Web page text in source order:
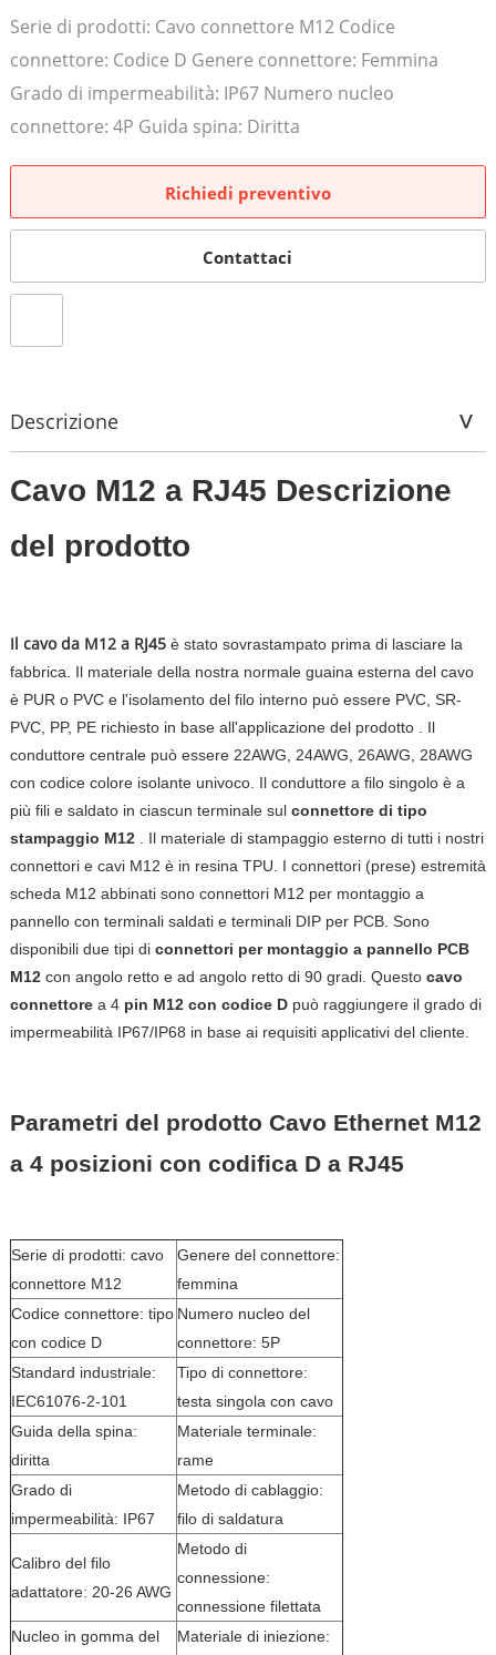
Serie di prodotti: Cavo connettore M12 Codice
connettore: Codice D Genere connettore: Femmina
Grado di impermeabilità: IP67 Numero nucleo
connettore: 4P Guida spina: Diritta
Richiedi preventivo
Contattaci
Descrizione
Cavo M12 a RJ45 Descrizione
del prodotto
Il cavo da M12 a RJ45è stato sovrastampato prima di lasciare la
fabbrica. Il materiale della nostra normale guaina esterna del cavo
è PUR o PVC e l'isolamento del filo interno può essere PVC, SR-
PVC, PP, PE richiesto in base all'applicazione del prodotto
. Il
conduttore centrale può essere 22AWG, 24AWG, 26AWG, 28AWG
con codice colore isolante univoco. Il conduttore a filo singolo è a
più fili e saldato in ciascun terminale sul connettore di tipo
stampaggio M12. Il materiale di stampaggio esterno di tutti i nostri
connettori e cavi M12 è in resina TPU. I connettori (prese) estremità
scheda M12 abbinati sono connettori M12 per montaggio a
pannello con terminali saldati e terminali DIP per PCB. Sono
disponibili due tipi di connettori per montaggio a pannello PCB
M12con angolo retto e ad angolo retto di 90 gradi. Questo cavo
connettorea 4 pin M12 con codice Dpuò raggiungere il grado di
impermeabilità IP67/IP68 in base ai requisiti applicativi del cliente.
Parametri del prodotto Cavo Ethernet M12
a 4 posizioni con codifica D a RJ45
Serie di prodotti: cavo
connettore M12
Genere del connettore:
femmina
Codice connettore: tipo
con codice D
Numero nucleo del
connettore: 5P
Standard industriale:
IEC61076-2-101
Tipo di connettore:
testa singola con cavo
Guida della spina:
diritta
Materiale terminale:
rame
Grado di
impermeabilità: IP67
Metodo di cablaggio:
filo di saldatura
Calibro del filo
adattatore: 20-26 AWG
Metodo di
connessione:
connessione filettata
Nucleo in gomma del
Materiale di iniezione: